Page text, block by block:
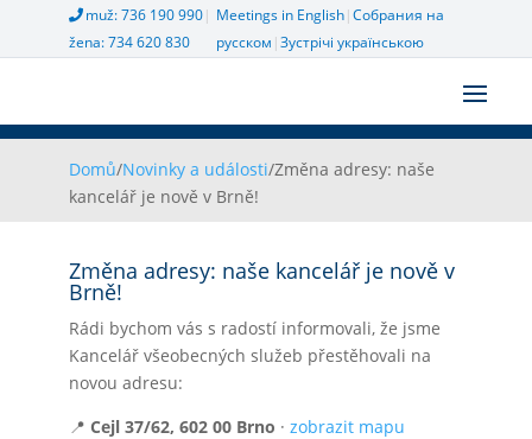
muž: 736 190 990|
žena: 734 620 830
Meetings in English|Собрания на
русском |Зустрічі українською
Domů/Novinky a události/Změna adresy: naše
kancelář je nově v Brně!
Změna adresy: naše kancelář je nově v
Brně!
Rádi bychom vás s radostí informovali, že jsme
Kancelář všeobecných služeb přestěhovali na
novou adresu:
📍 Cejl 37/62, 602 00 Brno · zobrazit mapu